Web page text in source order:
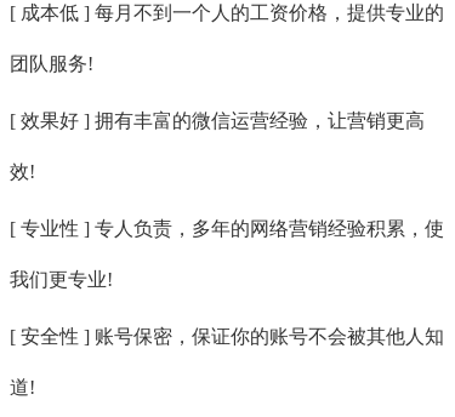
[ 成本低 ] 每月不到一个人的工资价格，提供专业的
团队服务!
[ 效果好 ] 拥有丰富的微信运营经验，让营销更高
效!
[ 专业性 ] 专人负责，多年的网络营销经验积累，使
我们更专业!
[ 安全性 ] 账号保密，保证你的账号不会被其他人知
道!